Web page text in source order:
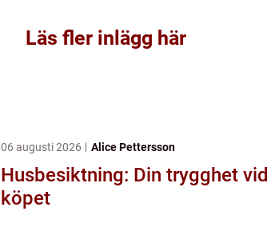
Läs fler inlägg här
06 augusti 2026 Alice Pettersson
Husbesiktning: Din trygghet vid
köpet